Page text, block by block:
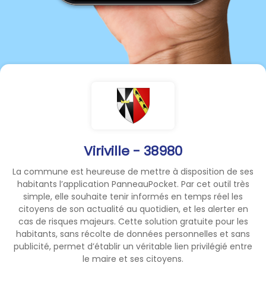
Viriville - 38980
La commune est heureuse de mettre à disposition de ses
habitants l’application PanneauPocket. Par cet outil très
simple, elle souhaite tenir informés en temps réel les
citoyens de son actualité au quotidien, et les alerter en
cas de risques majeurs. Cette solution gratuite pour les
habitants, sans récolte de données personnelles et sans
publicité, permet d’établir un véritable lien privilégié entre
le maire et ses citoyens.